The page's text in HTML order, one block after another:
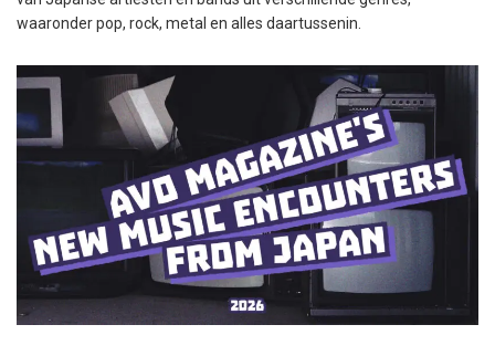
waaronder pop, rock, metal en alles daartussenin.